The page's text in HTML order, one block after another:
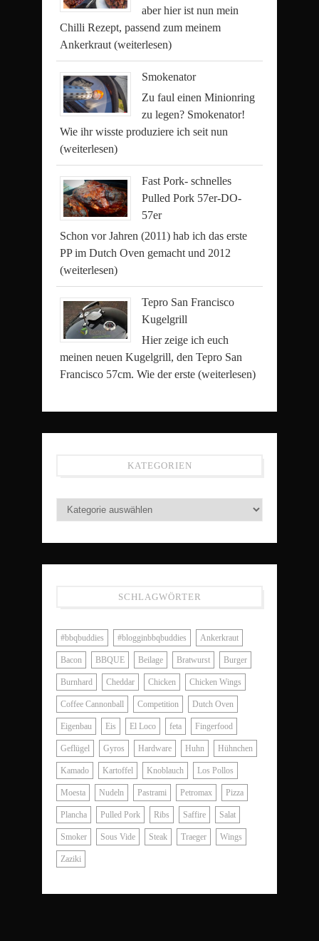
aber hier ist nun mein
Chilli Rezept, passend zum meinem
Ankerkraut (weiterlesen)
Smokenator
Zu faul einen Minionring
zu legen? Smokenator!
Wie ihr wisste produziere ich seit nun
(weiterlesen)
Fast Pork- schnelles
Pulled Pork 57er-DO-
57er
Schon vor Jahren (2011) hab ich das erste
PP im Dutch Oven gemacht und 2012
(weiterlesen)
Tepro San Francisco
Kugelgrill
Hier zeige ich euch
meinen neuen Kugelgrill, den Tepro San
Francisco 57cm. Wie der erste (weiterlesen)
KATEGORIEN
SCHLAGWÖRTER
#bbqbuddies #blogginbbqbuddies Ankerkraut
Bacon BBQUE Beilage Bratwurst Burger
Burnhard Cheddar Chicken Chicken Wings
Coffee Cannonball Competition Dutch Oven
Eigenbau Eis El Loco feta Fingerfood
Geflügel Gyros Hardware Huhn Hühnchen
Kamado Kartoffel Knoblauch Los Pollos
Moesta Nudeln Pastrami Petromax Pizza
Plancha Pulled Pork Ribs Saffire Salat
Smoker Sous Vide Steak Traeger Wings
Zaziki